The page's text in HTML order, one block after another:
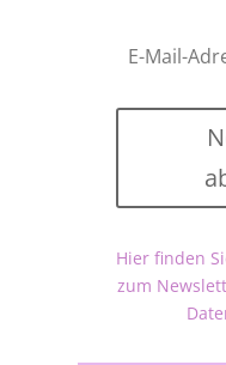
Hier finden
zum